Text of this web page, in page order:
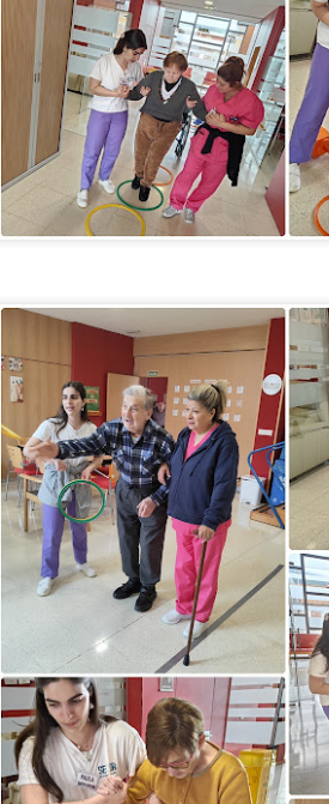
EL SENIOR PRIX DEL VERANO
¡¡Cuarto año consecutivo celebrando
Risas, juegos y mucha energía para dar la
JUL ACOMPAÑAMIENTO A
Hoy acompañamos a Javi, usuario del
realizar un trámite administrativo. Es una
y participación comunitaria.
Supone:
Fomentar la autonomía, ayudando a la
derechos. Promover la inclusión social,
forma normalizada.
10
CUMPLEAÑOS
🎉🎂 ¡Nuestra querida Leni cumple 76
Hoy hemos celebrado en el Centro de Día el
especial que hemos compartido con alegría,